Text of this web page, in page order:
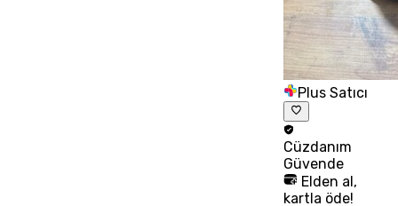
Plus Satıcı
Cüzdanım
Güvende
Elden al,
kartla öde!